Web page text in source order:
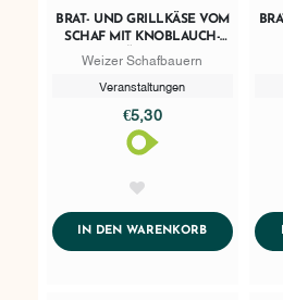
BRAT- UND GRILLKÄSE VOM
SCHAF MIT KNOBLAUCH-
KRÄUTERN
Weizer Schafbauern
Veranstaltungen
€5,30
IN DEN WARENKORBADDTOCART